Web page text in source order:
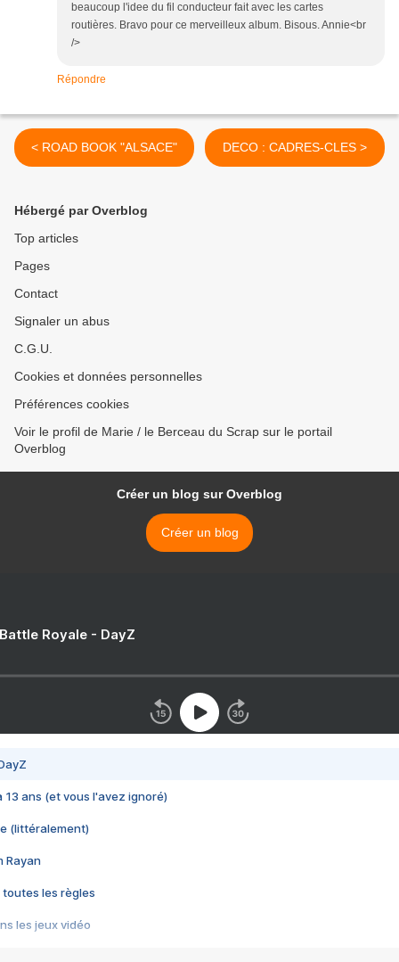
beaucoup l'idee du fil conducteur fait avec les cartes
routières. Bravo pour ce merveilleux album. Bisous. Annie<br
/>
Répondre
< ROAD BOOK "ALSACE" DECO : CADRES-CLES >
Hébergé par Overblog
Top articles
Pages
Contact
Signaler un abus
C.G.U.
Cookies et données personnelles
Préférences cookies
Voir le profil de Marie / le Berceau du Scrap sur le portail
Overblog
Créer un blog sur Overblog
Créer un blog
Royale - DayZ
13 ans (et vous l'avez ignoré)
(littéralement)
Rayan
toutes les règles
les jeux vidéo